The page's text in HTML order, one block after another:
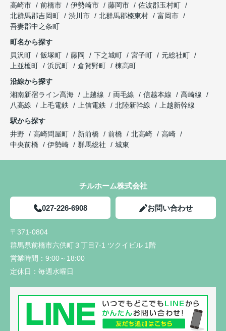
高崎市
前橋市 伊勢崎市 藤岡市
佐波郡玉村町
北群馬郡吉岡町
渋川市 北群馬郡榛東村
富岡市
吾妻郡中之条町
町名から探す
貝沢町
飯塚町 藤岡 下之城町 宮子町
元総社町
上並榎町
浜尻町 倉賀野町
棟高町
沿線から探す
湘南新宿ライン高海
上越線 両毛線 信越本線
高崎線
八高線
上毛電鉄 上信電鉄 北陸新幹線
上越新幹線
駅から探す
井野
高崎問屋町 新前橋 前橋 北高崎
高崎
中央前橋
伊勢崎 群馬総社 城東
チルホーム株式会社
027-226-6908 お問い合わせ
〒371-0804
群馬県前橋市六供町３丁目7-1 ツクイビル 1階
営業時間： 9:00～18:00
定休日： 毎週水曜日